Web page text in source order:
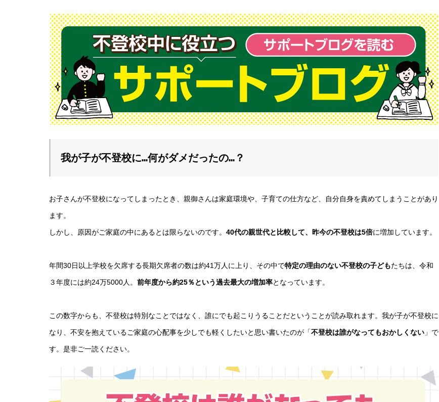
我が子が不登校に…何がダメだったの…？
お子さんが不登校になってしまったとき、親御さんは家庭環境や、子育ての仕方など、自分自身を責めてしまうことがあり
ます。
しかし、原因がご家庭の中にあるとは限らないのです。 40代の親世代と比較して、昨今の不登校は5倍に増加しています。
年間30日以上学校を欠席する長期欠席者の数は約41万人に上り、その中で特定の理由のない不登校の子どもたちは、令和
３年度には約24万5000人。 前年度から約25％という過去最大の増加率となっています。
この数字からも、不登校は特別なことではなく、誰にでも起こりうることだということが読み取れます。我が子が不登校に
なり、不安を抱えているご家庭の心配事を少しでも軽くしたいと思い書いたのが「不登校は誰がなってもおかしくない 」で
す。是非ご一読ください。